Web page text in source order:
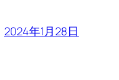
2024年1月28日